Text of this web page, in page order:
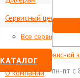
Сервисный центр
Все сервисные
Статус сервисной
О компании
КАТАЛОГ
пн-пт c